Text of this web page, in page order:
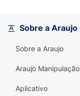
Sobre a Araujo
Sobre a Araujo
Araujo Manipulação
Aplicativo